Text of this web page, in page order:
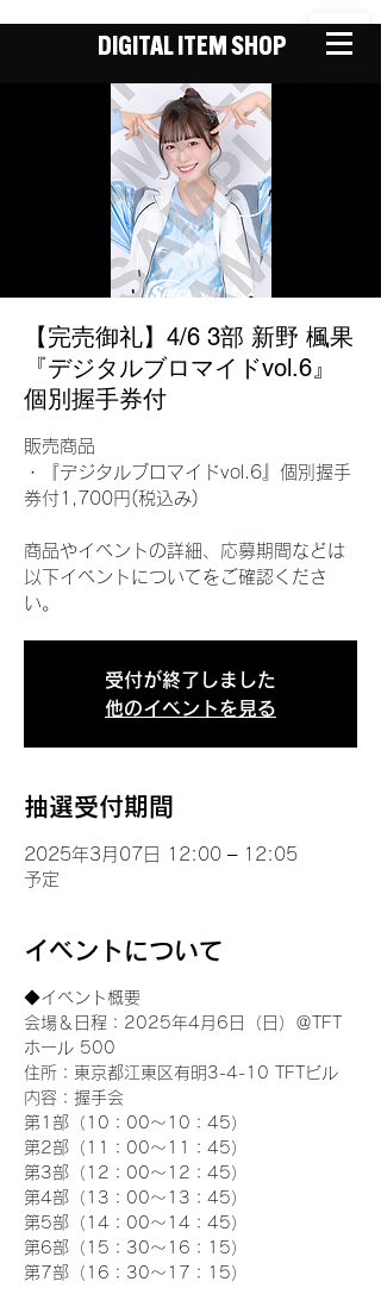
DIGITAL ITEM SHOP
【完売御礼】4/6 3部 新野 楓果
『デジタルブロマイドvol.6』
個別握手券付
販売商品
・『デジタルブロマイドvol.6』個別握手
券付1,700円(税込み)
商品やイベントの詳細、応募期間などは
以下イベントについてをご確認くださ
い。
受付が終了しました
他のイベントを見る
抽選受付期間
2025年3月07日 12:00 – 12:05
予定
イベントについて
◆イベント概要
会場＆日程：2025年4月6日（日）＠TFT
ホール 500
住所：東京都江東区有明3-4-10 TFTビル
内容：握手会
第1部（10：00～10：45）
第2部（11：00～11：45）
第3部（12：00～12：45）
第4部（13：00～13：45）
第5部（14：00～14：45）
第6部（15：30～16：15）
第7部（16：30～17：15）